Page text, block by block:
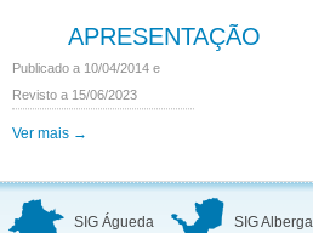
APRESENTAÇÃO
Publicado a 10/04/2014 e
Revisto a 15/06/2023
Ver mais →
SIG Águeda SIG